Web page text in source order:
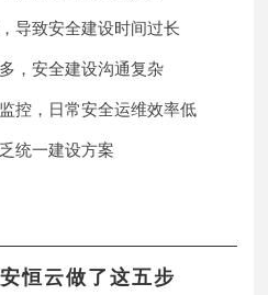
导致安全建设时间过长
，安全建设沟通复杂
控，日常安全运维效率低
统一建设方案
恒云做了这五步